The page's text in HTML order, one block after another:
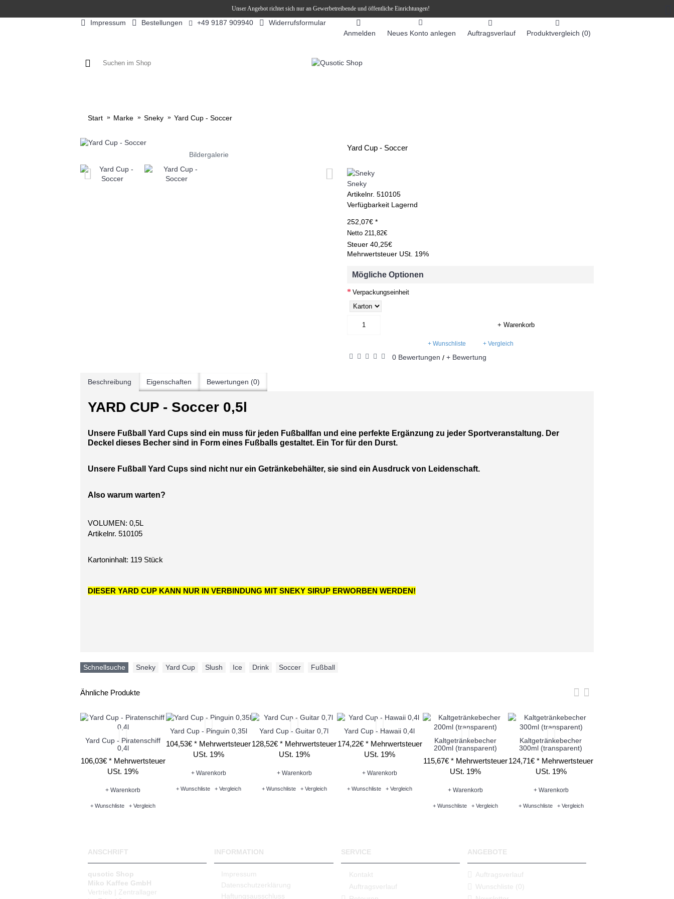
Unser Angebot richtet sich nur an Gewerbetreibende und öffentliche Einrichtungen!
Impressum Bestellungen +49 9187 909940
Widerrufsformular
Anmelden
Neues Konto anlegen Auftragsverlauf Produktvergleich (0)
Start Marke Sneky Yard Cup - Soccer
Bildergalerie
Yard Cup - Soccer
Sneky
Artikelnr. 510105
Verfügbarkeit Lagernd
252,07€ *
Netto 211,82€
Steuer 40,25€
Mehrwertsteuer USt. 19%
Mögliche Optionen
Verpackungseinheit
+ Warenkorb
+ Wunschliste + Vergleich
0 Bewertungen / + Bewertung
Beschreibung Eigenschaften Bewertungen (0)
YARD CUP - Soccer 0,5l
Unsere Fußball Yard Cups sind ein muss für jeden Fußballfan und eine perfekte Ergänzung zu jeder Sportveranstaltung. Der
Deckel dieses Becher sind in Form eines Fußballs gestaltet. Ein Tor für den Durst.
Unsere Fußball Yard Cups sind nicht nur ein Getränkebehälter, sie sind ein Ausdruck von Leidenschaft.
Also warum warten?
VOLUMEN: 0,5L
Artikelnr. 510105
Kartoninhalt: 119 Stück
DIESER YARD CUP KANN NUR IN VERBINDUNG MIT SNEKY SIRUP ERWORBEN WERDEN!
Schnellsuche Sneky Yard Cup Slush Ice Drink Soccer Fußball
Ähnliche Produkte
Yard Cup - Piratenschiff
0,4l
106,03€ * Mehrwertsteuer
USt. 19%
+ Warenkorb
+ Wunschliste + Vergleich
Yard Cup - Pinguin 0,35l
104,53€ * Mehrwertsteuer
USt. 19%
+ Warenkorb
+ Wunschliste + Vergleich
Yard Cup - Guitar 0,7l
128,52€ * Mehrwertsteuer
USt. 19%
+ Warenkorb
+ Wunschliste + Vergleich
Yard Cup - Hawaii 0,4l
174,22€ * Mehrwertsteuer
USt. 19%
+ Warenkorb
+ Wunschliste + Vergleich
Kaltgetränkebecher
200ml (transparent)
115,67€ * Mehrwertsteuer
USt. 19%
+ Warenkorb
+ Wunschliste + Vergleich
Kaltgetränkebecher
300ml (transparent)
124,71€ * Mehrwertsteuer
USt. 19%
+ Warenkorb
+ Wunschliste + Vergleich
ANSCHRIFT
qusotic Shop
Miko Kaffee GmbH
Vertrieb | Zentrallager
INFORMATION
Impressum
Datenschutzerklärung
Haftungsausschluss
SERVICE
Kontakt
Auftragsverlauf
ANGEBOTE
Auftragsverlauf
Wunschliste (0)